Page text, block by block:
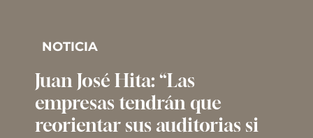
NOTICIA
Juan José Hita: “Las
empresas tendrán que
reorientar sus auditorias si